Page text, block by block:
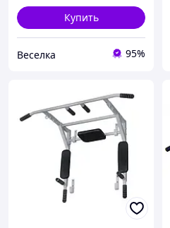
Купить
Веселка 95%